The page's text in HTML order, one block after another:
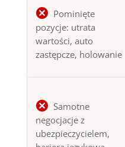
Pominięte
pozycje: utrata
wartości, auto
zastępcze, holowanie
Samotne
negocjacje z
ubezpieczycielem,